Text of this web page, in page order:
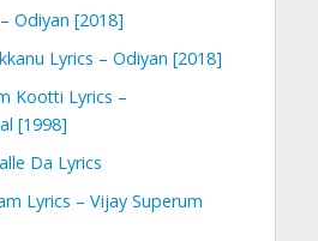
Odiyan [2018]
Lyrics – Odiyan [2018]
Kootti Lyrics –
[1998]
Da Lyrics
Lyrics – Vijay Superum